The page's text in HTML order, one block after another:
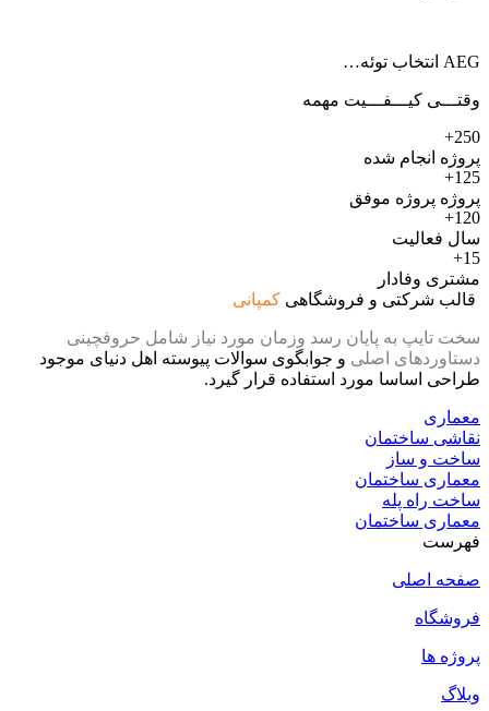
AEG انتخاب توئه…
وقتـــی کیـــفـــیت مهمه
250+
پروژه انجام شده
125+
پروژه پروژه موفق
120+
سال فعالیت
15+
مشتری وفادار
قالب شرکتی و فروشگاهی کمپانی
سخت تایپ به پایان رسد وزمان مورد نیاز شامل حروفچینی
دستاوردهای اصلی و جوابگوی سوالات پیوسته اهل دنیای موجود
طراحی اساسا مورد استفاده قرار گیرد.
معماری
نقاشی ساختمان
ساخت و ساز
معماری ساختمان
ساخت راه پله
معماری ساختمان
فهرست
صفحه اصلی
فروشگاه
پروژه ها
وبلاگ